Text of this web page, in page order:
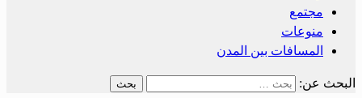
مجتمع
منوعات
المسافات بين المدن
البحث عن: